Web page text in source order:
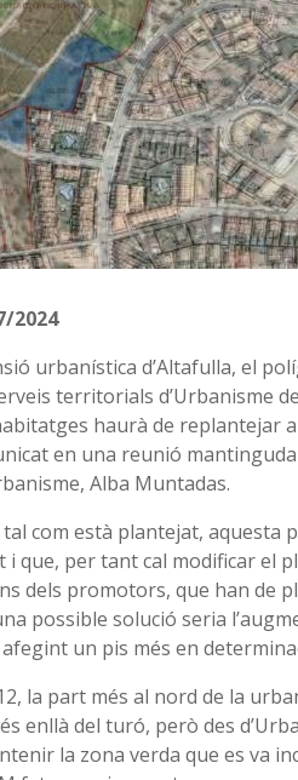
2024
urbanística d’Altafulla, el
territorials d’Urbanisme
haurà de replantejar
en una reunió
Alba Muntadas.
com està plantejat, aquesta
i que, per tant cal modificar el
dels promotors, que han de
possible solució seria
un pis més en
la part més al nord de la
enllà del turó, però des
la zona verda que es va